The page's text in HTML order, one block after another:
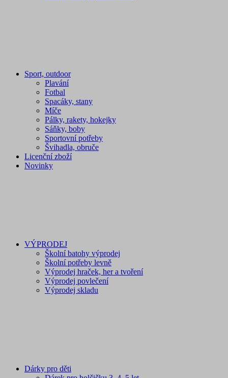
Sport, outdoor
Plavání
Fotbal
Spacáky, stany
Míče
Pálky, rakety, hokejky
Sáňky, boby
Sportovní potřeby
Švihadla, obruče
Licenční zboží
Novinky
VÝPRODEJ
Školní batohy výprodej
Školní potřeby levně
Výprodej hraček, her a tvoření
Výprodej povlečení
Výprodej skladu
Dárky pro děti